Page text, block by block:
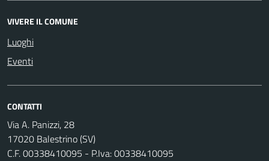
VIVERE IL COMUNE
Luoghi
Eventi
CONTATTI
Via A. Panizzi, 28
17020 Balestrino (SV)
C.F. 00338410095 - P.Iva: 00338410095